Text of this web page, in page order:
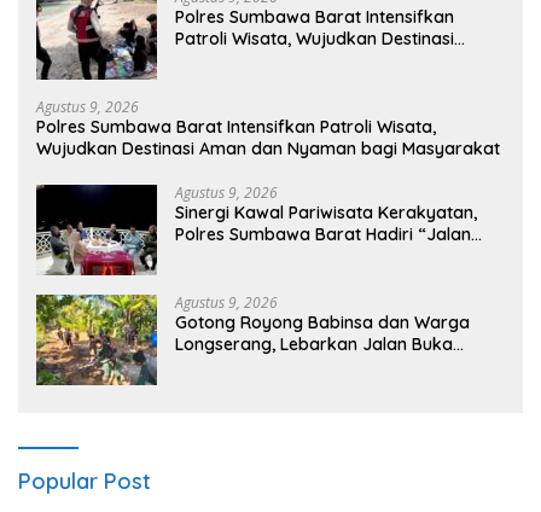
Polres Sumbawa Barat Intensifkan
Patroli Wisata, Wujudkan Destinasi
Agustus 9, 2026
Polres Sumbawa Barat Intensifkan Patroli Wisata,
Wujudkan Destinasi Aman dan Nyaman bagi Masyarakat
Agustus 9, 2026
Sinergi Kawal Pariwisata Kerakyatan,
Polres Sumbawa Barat Hadiri “Jalan
Agustus 9, 2026
Gotong Royong Babinsa dan Warga
Longserang, Lebarkan Jalan Buka
Popular Post